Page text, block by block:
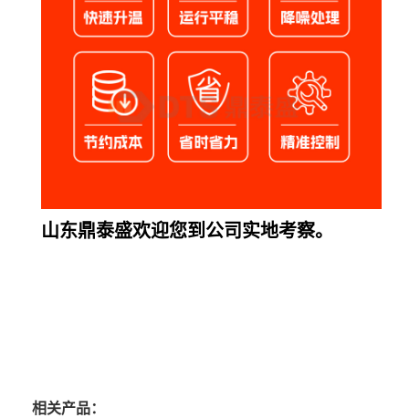
山东鼎泰盛欢迎您到公司实地考察。
相关产品：